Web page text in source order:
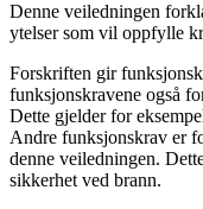
Denne veiledningen
ytelser som vil oppfylle
Forskriften gir
funksjonskravene også
Dette gjelder for
Andre funksjonskrav er
denne veiledningen.
sikkerhet ved brann.